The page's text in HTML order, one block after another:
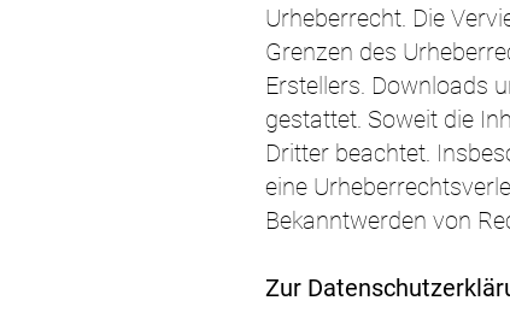
Urheberrecht. Die
Grenzen des
Erstellers. Downloads
gestattet. Soweit die
Dritter beachtet.
eine
Bekanntwerden von
Zur